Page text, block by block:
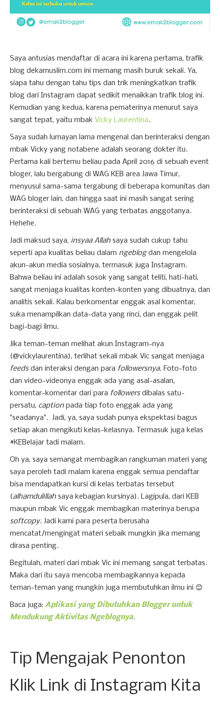
Saya antusias mendaftar di acara ini karena pertama, trafik
blog dekamuslim.com ini memang masih buruk sekali. Ya,
siapa tahu dengan tahu tips dan trik meningkatkan trafik
blog dari Instagram dapat sedikit menaikkan trafik blog ini.
Kemudian yang kedua, karena pematerinya menurut saya
sangat tepat, yaitu mbak Vicky Laurentina.
Saya sudah lumayan lama mengenal dan berinteraksi dengan
mbak Vicky yang notabene adalah seorang dokter itu.
Pertama kali bertemu beliau pada April 2016 di sebuah event
bloger, lalu bergabung di WAG KEB area Jawa Timur,
menyusul sama-sama tergabung di beberapa komunitas dan
WAG bloger lain, dan hingga saat ini masih sangat sering
berinteraksi di sebuah WAG yang terbatas anggotanya.
Hehehe.
Jadi maksud saya, insyaa Allah saya sudah cukup tahu
seperti apa kualitas beliau dalam ngeblogdan mengelola
akun-akun media sosialnya, termasuk juga Instagram.
Bahwa beliau ini adalah sosok yang sangat teliti, hati-hati,
sangat menjaga kualitas konten-konten yang dibuatnya, dan
analitis sekali. Kalau berkomentar enggak asal komentar,
suka menampilkan data-data yang rinci, dan enggak pelit
bagi-bagi ilmu.
Jika teman-teman melihat akun Instagram-nya
(@vickylaurentina), terlihat sekali mbak Vic sangat menjaga
feedsdan interaksi dengan para followersnya. Foto-foto
dan video-videonya enggak ada yang asal-asalan,
komentar-komentar dari para followersdibalas satu-
persatu, caption pada tiap foto enggak ada yang
"seadanya". Jadi, ya, saya sudah punya ekspektasi bagus
setiap akan mengikuti kelas-kelasnya. Termasuk juga kelas
#KEBelajar tadi malam.
Oh ya, saya semangat membagikan rangkuman materi yang
saya peroleh tadi malam karena enggak semua pendaftar
bisa mendapatkan kursi di kelas terbatas tersebut
(alhamdulillah saya kebagian kursinya). Lagipula, dari KEB
maupun mbak Vic enggak membagikan materinya berupa
softcopy. Jadi kami para peserta berusaha
mencatat/mengingat materi sebaik mungkin jika memang
dirasa penting.
Begitulah, materi dari mbak Vic ini memang sangat terbatas.
Maka dari itu saya mencoba membagikannya kepada
teman-teman yang mungkin juga membutuhkan ilmu ini 😊
Baca juga: Aplikasi yang Dibutuhkan Blogger untuk
Mendukung Aktivitas Ngeblognya.
Tip Mengajak Penonton
Klik Link di Instagram Kita